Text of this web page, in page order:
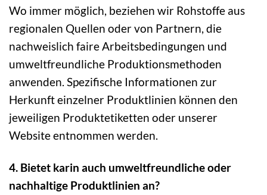
Wo immer möglich, beziehen wir Rohstoffe aus
regionalen Quellen oder von Partnern, die
nachweislich faire Arbeitsbedingungen und
umweltfreundliche Produktionsmethoden
anwenden. Spezifische Informationen zur
Herkunft einzelner Produktlinien können den
jeweiligen Produktetiketten oder unserer
Website entnommen werden.
4. Bietet karin auch umweltfreundliche oder
nachhaltige Produktlinien an?